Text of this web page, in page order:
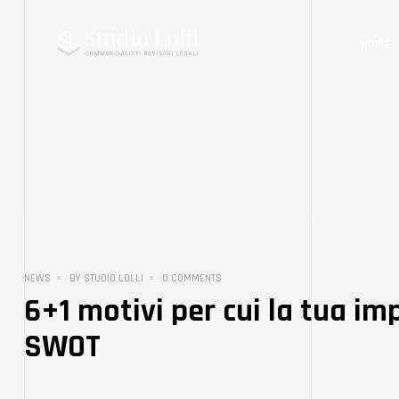
NEWS BY STUDIO LOLLI 0 COMMENTS
6+1 motivi per cui la tua
SWOT